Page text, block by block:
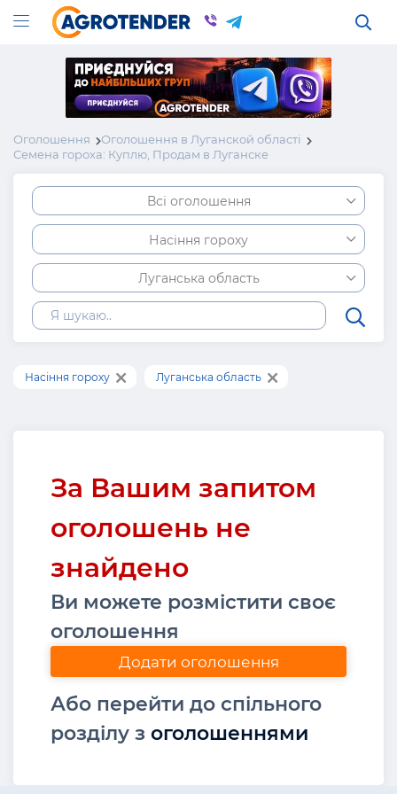
Оголошення
Оголошення в Луганской області
Семена гороха: Куплю, Продам в Луганске
Всі оголошення
Насіння гороху
Луганська область
Насіння гороху Луганська область
За Вашим запитом
оголошень не
знайдено
Ви можете розмістити своє
оголошення
Додати оголошення
Або перейти до спільного
розділу з оголошеннями